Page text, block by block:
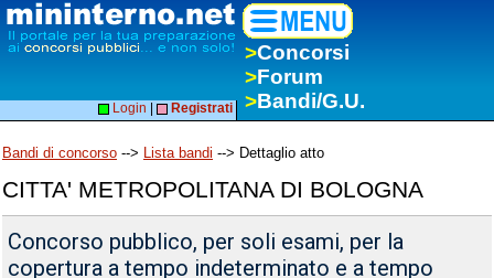
>Concorsi
>Forum
>Bandi/G.U.
Login Registrati
Bandi di concorso --> Lista bandi --> Dettaglio atto
CITTA' METROPOLITANA DI BOLOGNA
Concorso pubblico, per soli esami, per la
copertura a tempo indeterminato e a tempo